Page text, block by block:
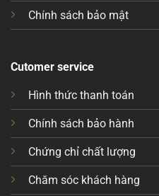
Chính sách bảo mật
Cutomer service
Hình thức thanh toán
Chính sách bảo hành
Chứng chỉ chất lượng
Chăm sóc khách hàng